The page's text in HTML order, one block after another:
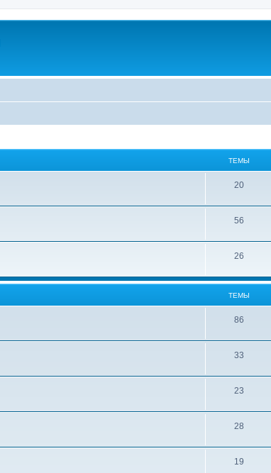
ТЕМЫ
20
56
26
ТЕМЫ
86
33
23
28
19